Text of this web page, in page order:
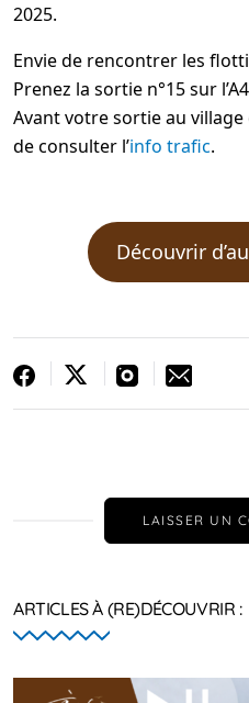
2025.
Envie de rencontrer les
Prenez la sortie n°15 sur
Avant votre sortie au village
de consulter l’info trafic.
Découvrir
LAISSER UN
ARTICLES À (RE)DÉCOUVRIR :